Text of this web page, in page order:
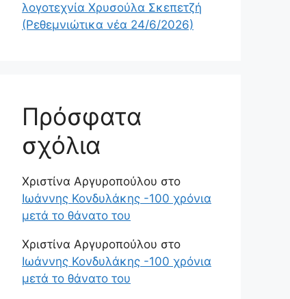
λογοτεχνία Χρυσούλα Σκεπετζή
(Ρεθεμνιώτικα νέα 24/6/2026)
Πρόσφατα
σχόλια
Χριστίνα Αργυροπούλου στο
Ιωάννης Κονδυλάκης -100 χρόνια
μετά το θάνατο του
Χριστίνα Αργυροπούλου στο
Ιωάννης Κονδυλάκης -100 χρόνια
μετά το θάνατο του